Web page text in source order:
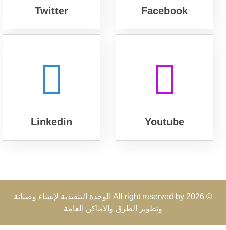
Facebook
Twitter
Youtube
Linkedin
© 2026 All right reserved by
الوحدة التنفيذية لإنشاء وصيانة
وتطوير الطرق والأماكن العامة